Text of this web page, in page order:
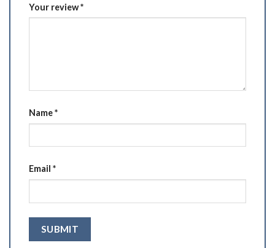
Your review*
Name*
Email *